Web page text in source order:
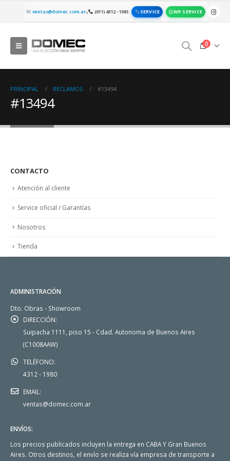
ventas@domec.com.ar| (011) 4312 - 1980 SERVICE WP SERVICE
0
PRINCIPAL RECLAMOS #13494
#13494
CONTACTO
Atención al cliente
Service oficial / Garantías
Nosotros
Tienda
ADMINISTRACIÓN
Dto. Obras - Showroom
DIRECCIÓN:
Suipacha 1111, piso 15 - Cdad. Autonoma de Buenos Aires
(C1008AAW)
TELÉFONO:
4312 - 1980
EMAIL:
ventas@domec.com.ar
ENVÍOS:
Los precios publicados incluyen la entrega en CABA Y Gran Buenos
Aires. Otros destinos, el envío se realiza vía empresa de transporte a